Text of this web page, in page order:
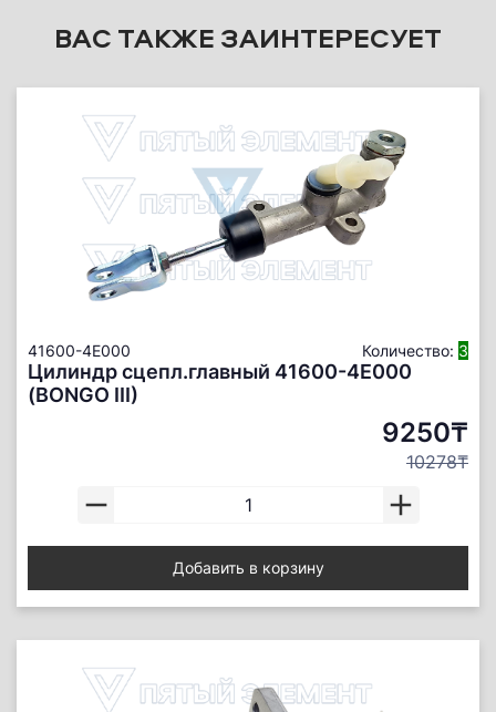
ВАС ТАКЖЕ ЗАИНТЕРЕСУЕТ
41600-4E000 Количество: 3
Цилиндр сцепл.главный 41600-4E000
(BONGO III)
9250₸
10278₸
Добавить в корзину